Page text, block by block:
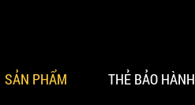
SẢN PHẨM THẺ BẢO HÀNH